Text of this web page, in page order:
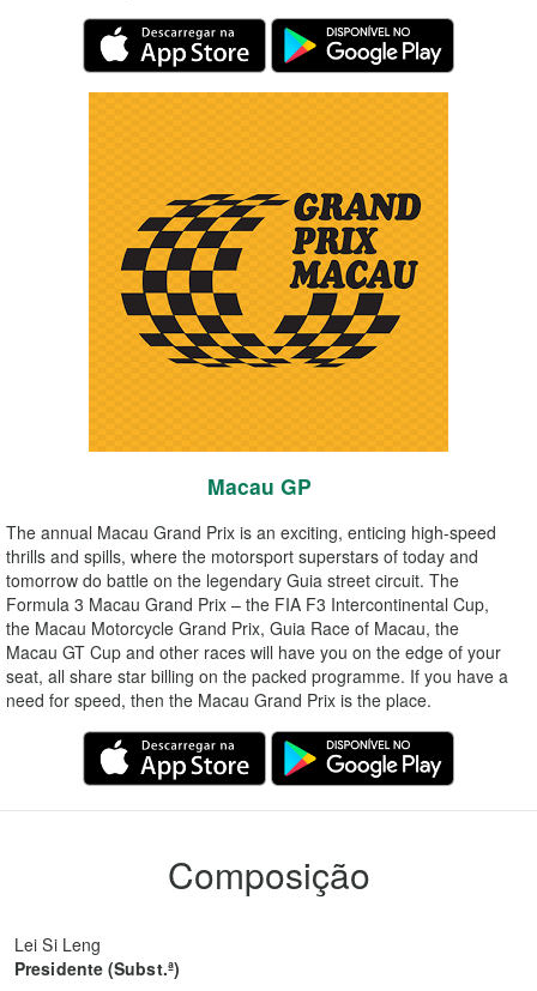
Macau GP
The annual Macau Grand Prix is an exciting, enticing high-speed
thrills and spills, where the motorsport superstars of today and
tomorrow do battle on the legendary Guia street circuit. The
Formula 3 Macau Grand Prix – the FIA F3 Intercontinental Cup,
the Macau Motorcycle Grand Prix, Guia Race of Macau, the
Macau GT Cup and other races will have you on the edge of your
seat, all share star billing on the packed programme. If you have a
need for speed, then the Macau Grand Prix is the place.
Composição
Lei Si Leng
Presidente (Subst.ª)